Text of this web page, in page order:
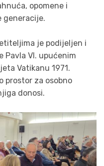
opomene i
generacije.
je podijeljen i
Pavla VI. upućenim
Vatikanu 1971.
prostor za osobno
donosi.